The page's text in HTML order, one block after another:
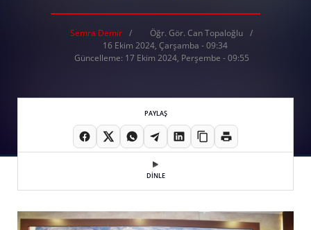
Semra Demir
Öğr. Gör. Can Topaloğlu
16 Ekim 2024, Çarşamba - 09:34
Güncelleme: 17 Ekim 2024, Perşembe - 09:55
PAYLAŞ
DİNLE